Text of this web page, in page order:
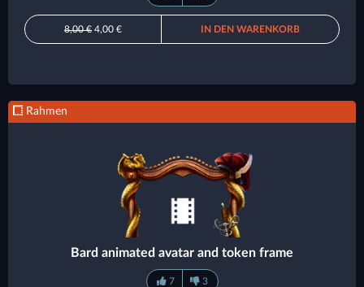
8,00 € 4,00 € IN DEN WARENKORB
Rahmen
Bard animated avatar and token frame
7 3